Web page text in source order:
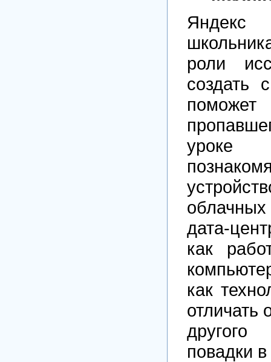
роли
создать
уроке
дата-
как
как
отличать
повадки